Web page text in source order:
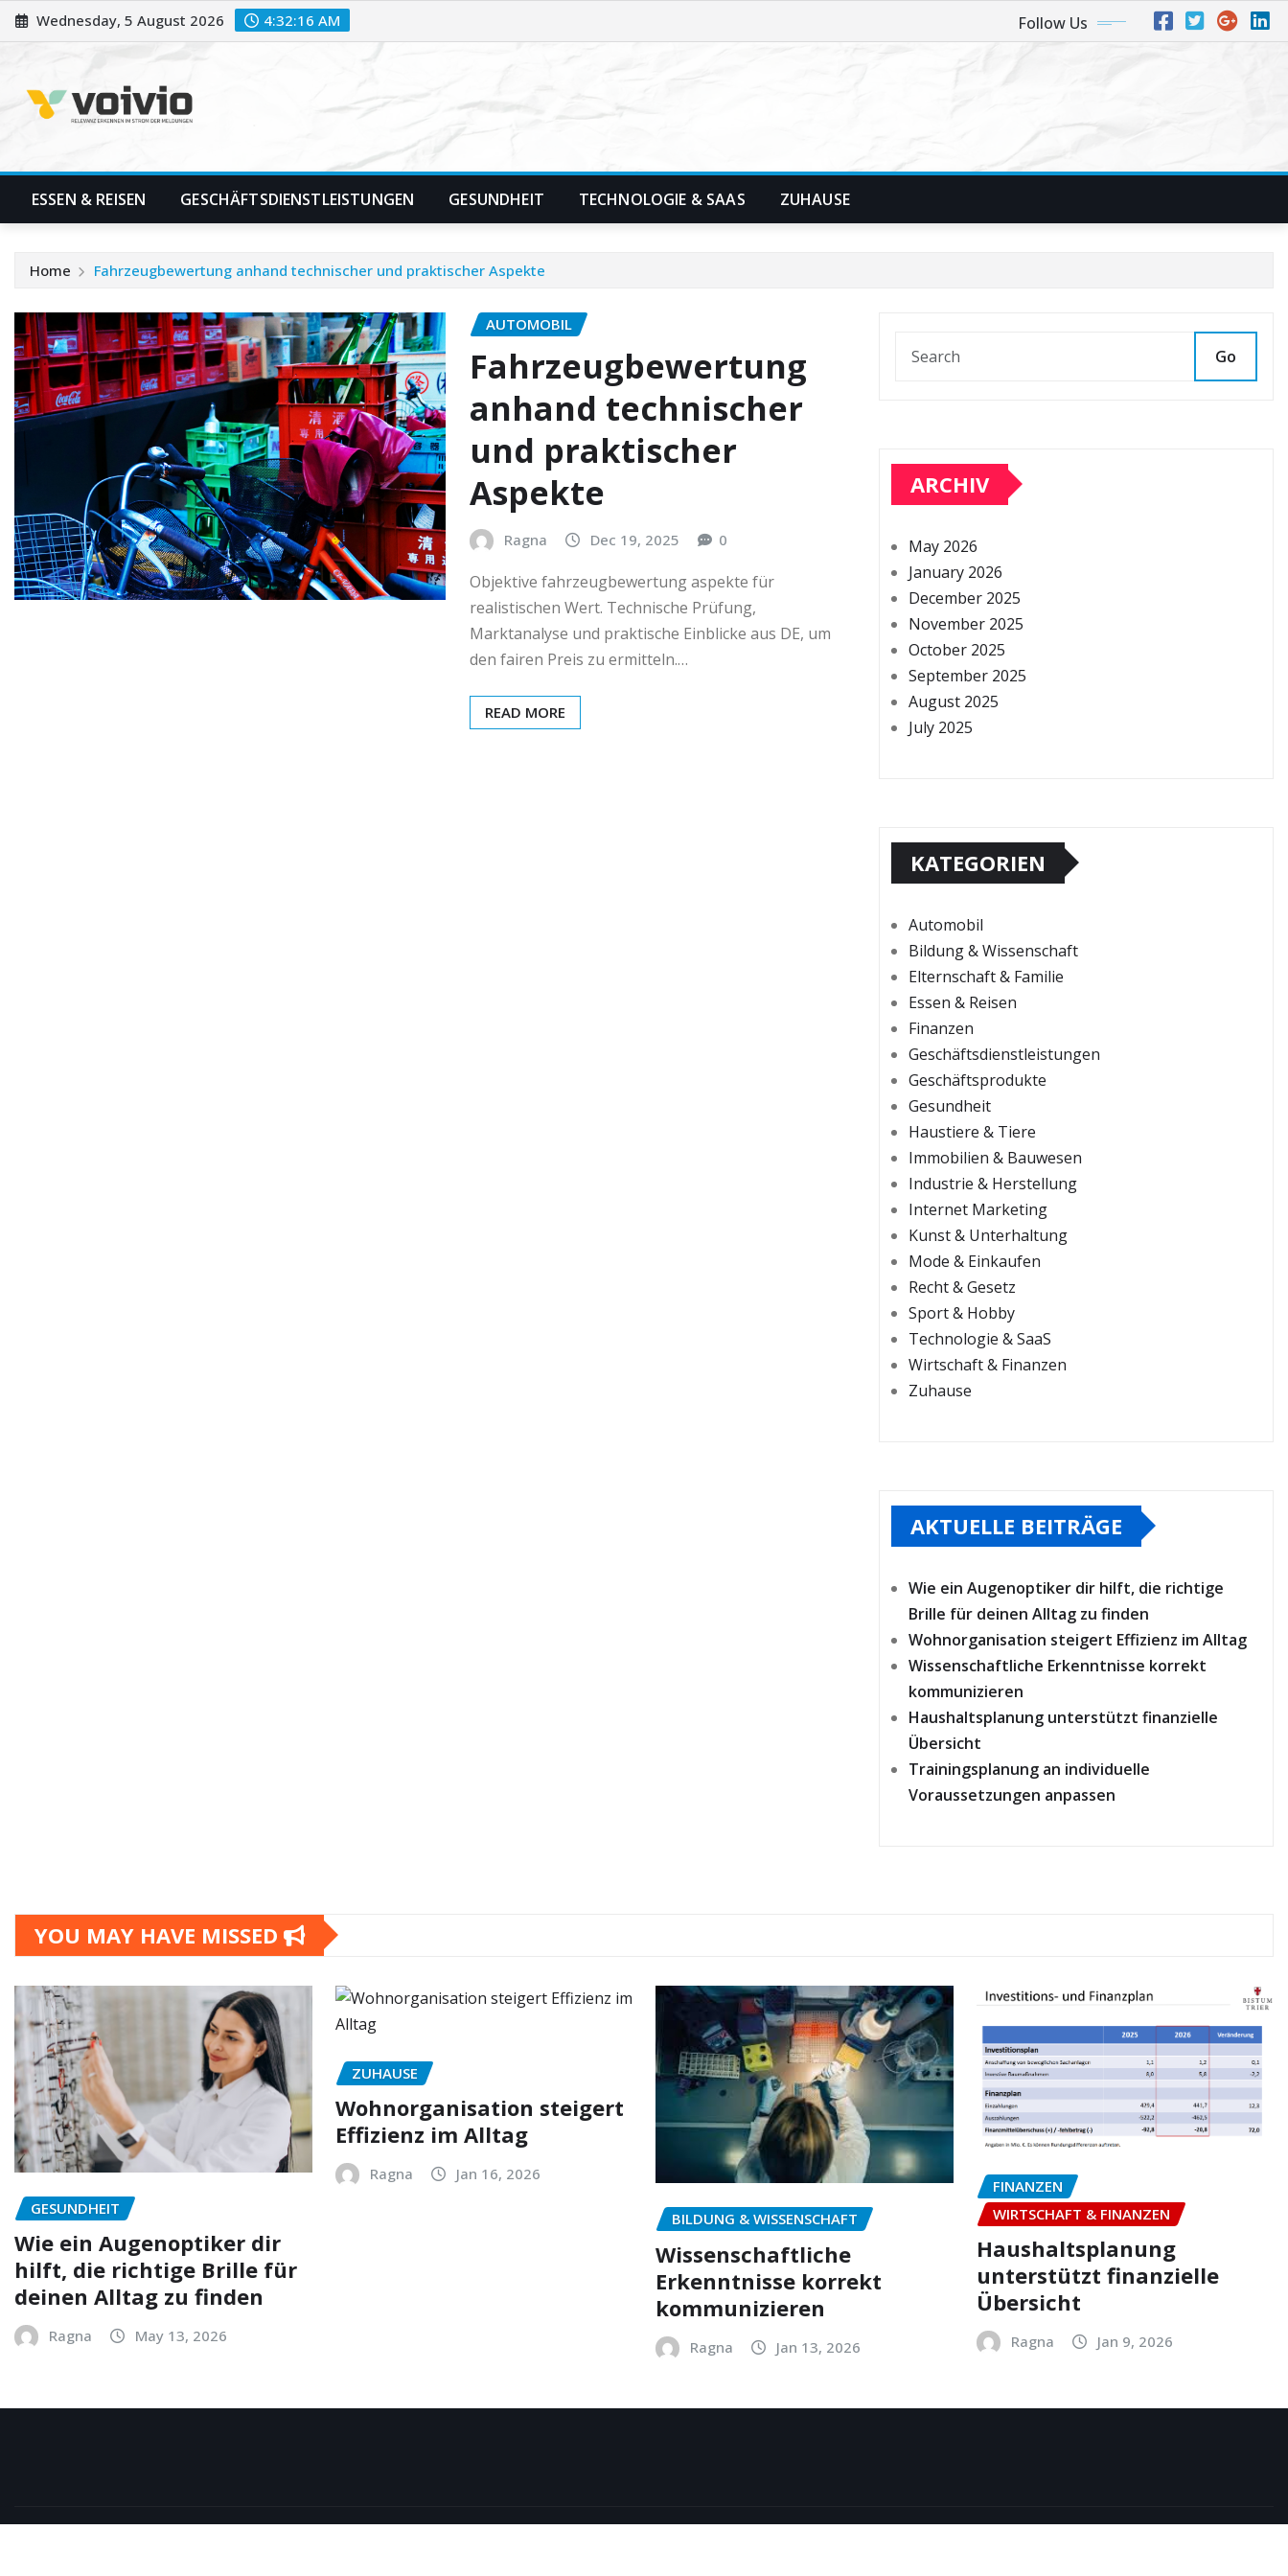
Skip
to
Wednesday, 5 August 2026 4:32:16 AM Follow Us
ESSEN & REISEN GESCHÄFTSDIENSTLEISTUNGEN GESUNDHEIT TECHNOLOGIE & SAAS ZUHAUSE
Home Fahrzeugbewertung anhand technischer und praktischer Aspekte
AUTOMOBIL
Fahrzeugbewertung
anhand technischer
und praktischer
Aspekte
Ragna Dec 19, 2025 0
Objektive fahrzeugbewertung aspekte für
realistischen Wert. Technische Prüfung,
Marktanalyse und praktische Einblicke aus DE, um
den fairen Preis zu ermitteln.…
READ MORE
Go
ARCHIV
May 2026
January 2026
December 2025
November 2025
October 2025
September 2025
August 2025
July 2025
KATEGORIEN
Automobil
Bildung & Wissenschaft
Elternschaft & Familie
Essen & Reisen
Finanzen
Geschäftsdienstleistungen
Geschäftsprodukte
Gesundheit
Haustiere & Tiere
Immobilien & Bauwesen
Industrie & Herstellung
Internet Marketing
Kunst & Unterhaltung
Mode & Einkaufen
Recht & Gesetz
Sport & Hobby
Technologie & SaaS
Wirtschaft & Finanzen
Zuhause
AKTUELLE BEITRÄGE
Wie ein Augenoptiker dir hilft, die richtige
Brille für deinen Alltag zu finden
Wohnorganisation steigert Effizienz im Alltag
Wissenschaftliche Erkenntnisse korrekt
kommunizieren
Haushaltsplanung unterstützt finanzielle
Übersicht
Trainingsplanung an individuelle
Voraussetzungen anpassen
YOU MAY HAVE MISSED
GESUNDHEIT
Wie ein Augenoptiker dir
hilft, die richtige Brille für
deinen Alltag zu finden
Ragna May 13, 2026
ZUHAUSE
Wohnorganisation steigert
Effizienz im Alltag
Ragna Jan 16, 2026
BILDUNG & WISSENSCHAFT
Wissenschaftliche
Erkenntnisse korrekt
kommunizieren
Ragna Jan 13, 2026
FINANZEN
WIRTSCHAFT & FINANZEN
Haushaltsplanung
unterstützt finanzielle
Übersicht
Ragna Jan 9, 2026